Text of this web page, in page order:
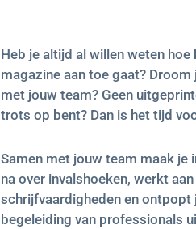
Heb je altijd al willen weten
magazine aan toe gaat?
met jouw team? Geen
trots op bent? Dan is het tijd
Samen met jouw team maak je
na over invalshoeken, werkt
schrijfvaardigheden en
begeleiding van professionals